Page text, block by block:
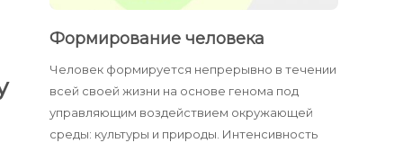
Формирование человека
Человек формируется непрерывно в течении
всей своей жизни на основе генома под
управляющим воздействием окружающей
среды: культуры и природы. Интенсивность